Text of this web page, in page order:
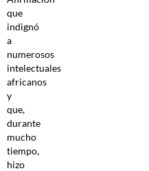
que
indignó
a
numerosos
intelectuales
africanos
y
que,
durante
mucho
tiempo,
hizo